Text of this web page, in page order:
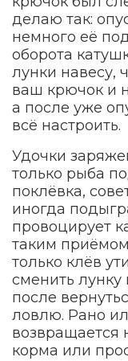
делаю так:
немного её
оборота
лунки навесу,
ваш крючок и
а после уже
всё настроить.
Удочки
только рыба
поклёвка,
иногда
провоцирует
таким
только клёв
сменить лунку
после
ловлю. Рано
возвращается
корма или